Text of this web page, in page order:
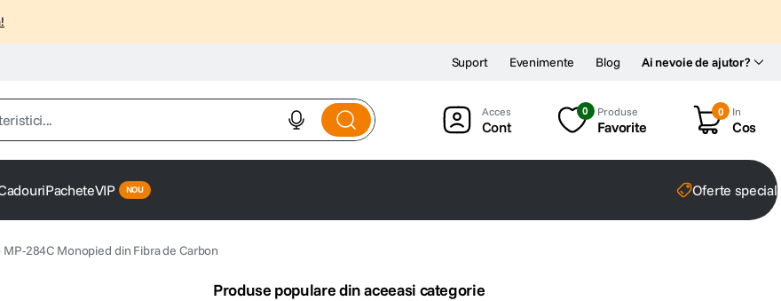
Ai nevoie de ajutor?
Suport Evenimente Blog
Cont
0 Produse
Favorite
0 In
Cos
PacheteVIP Oferte
284C Monopied din Fibra de Carbon
Produse populare din aceeasi categorie